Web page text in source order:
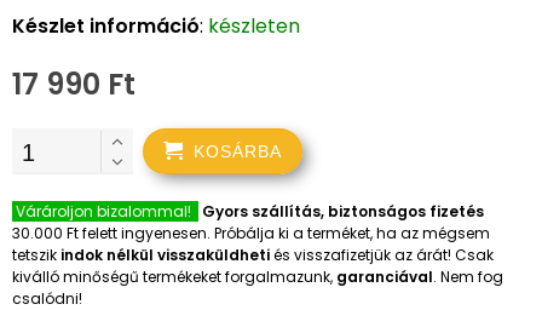
Készlet információ: készleten
17 990 Ft
KOSÁRBA
Várároljon bizalommal!
Gyors szállítás, biztonságos fizetés
30.000 Ft felett ingyenesen. Próbálja ki a terméket, ha az mégsem
tetszik indok nélkül visszaküldhetiés visszafizetjük az árát! Csak
kiválló minőségű termékeket forgalmazunk, garanciával. Nem fog
csalódni!